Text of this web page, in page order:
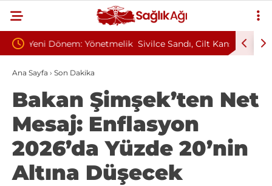
Sivilce Sandı, Cilt Kanseri Çıktı: Ameliyattan 60
Dikişle Uyandı
Baş
Ana Sayfa › Son Dakika
Bakan Şimşek’ten Net
Mesaj: Enflasyon
2026’da Yüzde 20’nin
Altına Düşecek